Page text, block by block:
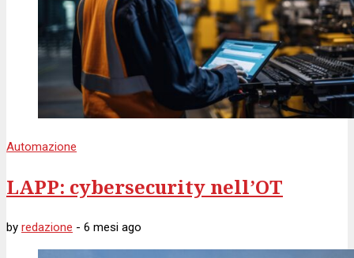
Automazione
LAPP: cybersecurity nell’OT
by redazione - 6 mesi ago